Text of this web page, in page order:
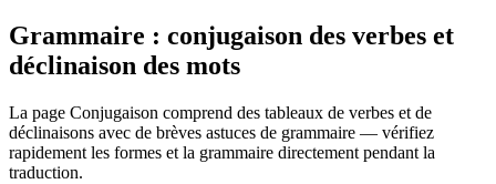
Grammaire : conjugaison des verbes et
déclinaison des mots
La page Conjugaison comprend des tableaux de verbes et de
déclinaisons avec de brèves astuces de grammaire — vérifiez
rapidement les formes et la grammaire directement pendant la
traduction.